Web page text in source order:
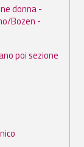
donna -
Bozen -
poi sezione